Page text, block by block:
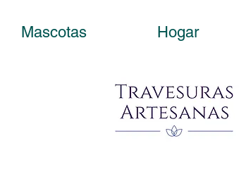
Mascotas Hogar